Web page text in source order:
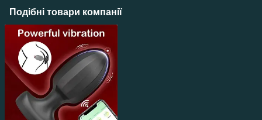
Подібні товари компанії